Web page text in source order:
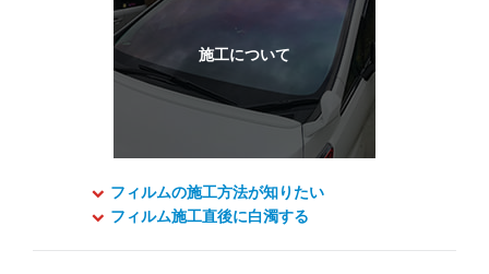
フィルムの施工方法が知りたい
フィルム施工直後に白濁する